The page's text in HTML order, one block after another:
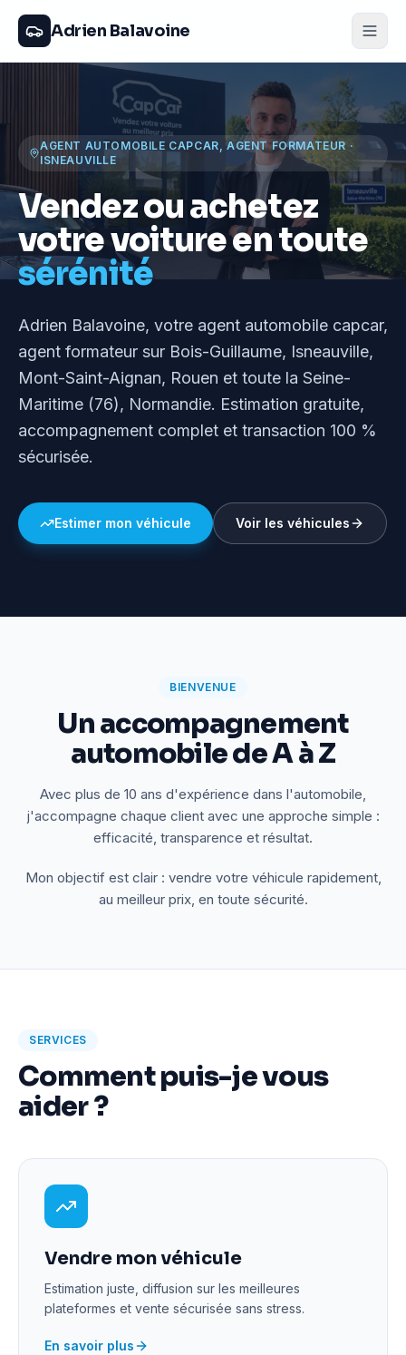
Adrien Balavoine
AGENT AUTOMOBILE CAPCAR, AGENT FORMATEUR ·
ISNEAUVILLE
Vendez ou achetez
votre voiture en toute
sérénité
Adrien Balavoine, votre agent automobile capcar,
agent formateur sur Bois-Guillaume, Isneauville,
Mont-Saint-Aignan, Rouen et toute la Seine-
Maritime (76), Normandie. Estimation gratuite,
accompagnement complet et transaction 100 %
sécurisée.
Estimer mon véhicule Voir les véhicules
BIENVENUE
Un accompagnement
automobile de A à Z
Avec plus de 10 ans d'expérience dans l'automobile,
j'accompagne chaque client avec une approche simple :
efficacité, transparence et résultat.
Mon objectif est clair : vendre votre véhicule rapidement,
au meilleur prix, en toute sécurité.
SERVICES
Comment puis-je vous
aider ?
Vendre mon véhicule
Estimation juste, diffusion sur les meilleures
plateformes et vente sécurisée sans stress.
En savoir plus